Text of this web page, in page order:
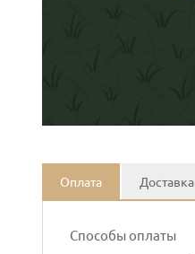
Оплата Доставка
Способы оплаты